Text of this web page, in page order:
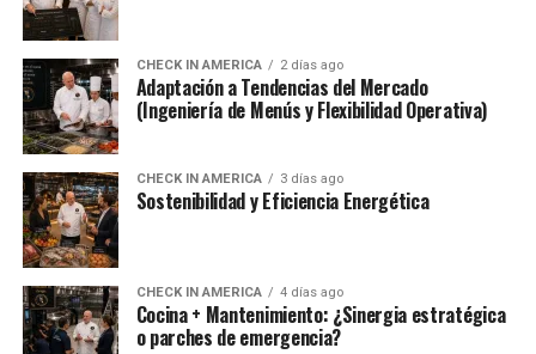
CHECK IN AMERICA 2 días ago
Adaptación a Tendencias del Mercado
(Ingeniería de Menús y Flexibilidad Operativa)
CHECK IN AMERICA 3 días ago
Sostenibilidad y Eficiencia Energética
CHECK IN AMERICA 4 días ago
Cocina + Mantenimiento: ¿Sinergia estratégica
o parches de emergencia?